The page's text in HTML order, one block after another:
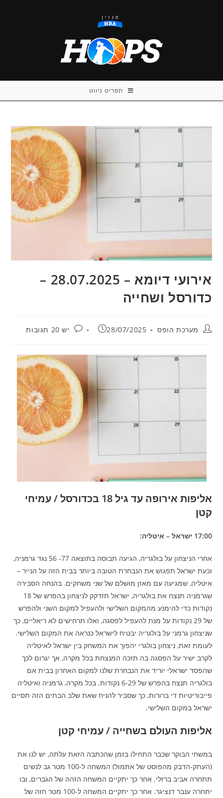
תפריט ניווט
אירועי דיומא – 28.07.2025 –
כדורסל ושחייה
מחבר:מערכת הופס פורסם:
28/07/2025 תגובות:
יש 20 תגובות
אליפות אירופה עד גיל 18 בכדורסל / עמיחי
קטן
17:00 ישראל – איטליה:
אחרי הניצחון על בולגריה, הגיעה תבוסה בתוצאה 77- 56 נגד גרמניה,
וכעת ישראל תפגוש את הנבחרת הטובה ביותר בבית הזה על הנייר –
איטליה, שמגיעה עם מאזן מושלם של שני משחקים. בהנחה הסבירה
שגרמניה תנצח את בולגריה, ישראל תזדקק לניצחון בהפרש של 18
נקודות כדי להימנע מהמקום השלישי ולהעפיל למקום השני ולהפרש
של 29 נקודות על מנת להעפיל לפסגה, ואלו תרחישים לא ריאליים, כך
שניצחון גרמני על בולגריה יבטיח לישראל כנראה את המקום השלישי.
לעומת זאת, ניצחון בולגרי יהפוך את המשחק בין ישראל לאיטליה
לקרב ישיר על הפסגה בה תזכה המנצחת בכל מקרה, אך יגרום לכך
שהפסד ישראלי יוריד את הנבחרת שלנו למקום האחרון בבית אם
בולגריה תנצח בהפרש של 6-29 נקודות. בכל מקרה, גרמניה ואיטליה
פייבוריטיות די ברורות, כך שסביר להניח שאת שלב הבתים הזה תסיים
ישראל במקום השלישי.
אליפות העולם בשחייה / עמיחי קטן
במשחי הבוקר שכבר התחילו בזמן שהכתבה הזאת עלתה, יש לנו את
(העתק-הדבק מהפוסט של אתמול) המשחה ל-100 מטר גב לנשים
תתחרה אביב ברזלי. אחר כך יתקיים המשחה הזהה של הגברים, ובו
יתחרה ענבר דנציגר. אחר כך יתקיים המשחה ל-100 מטר חזה של